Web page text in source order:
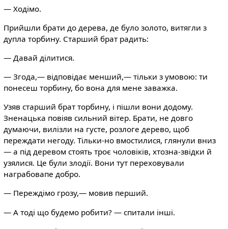
— Ходімо.
Прийшли брати до дерева, де було золото, витягли з
дупла торбину. Старший брат радить:
— Давай ділитися.
— Згода,— відповідає менший,— тільки з умовою: ти
понесеш торбину, бо вона для мене заважка.
Узяв старший брат торбину, і пішли вони додому.
Зненацька повіяв сильний вітер. Брати, не довго
думаючи, вилізли на густе, розлоге дерево, щоб
переждати негоду. Тільки-но вмостилися, глянули вниз
— а під деревом стоять троє чоловіків, хтозна-звідки й
узялися. Це були злодії. Вони тут переховували
награбовапе добро.
— Переждімо грозу,— мовив перший.
— А тоді що будемо робити? — спитали інші.